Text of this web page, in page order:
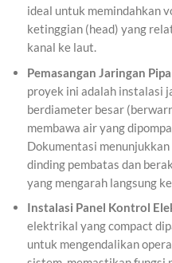
ideal untuk memindahkan
ketinggian (head) yang
kanal ke laut.
Pemasangan Jaringan
proyek ini adalah instalasi
berdiameter besar
membawa air yang
Dokumentasi
dinding pembatas dan
yang mengarah langsung
Instalasi Panel Kontrol
elektrikal yang compact
untuk mengendalikan